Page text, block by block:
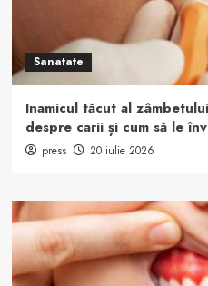
Sanatate
Inamicul tăcut al
despre carii și cum să le
press 20 iulie 2026